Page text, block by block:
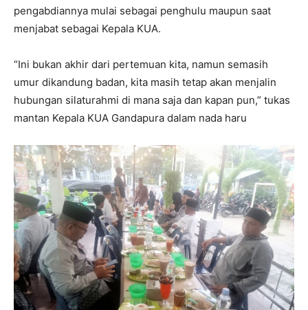
pengabdiannya mulai sebagai penghulu maupun saat
menjabat sebagai Kepala KUA.
“Ini bukan akhir dari pertemuan kita, namun semasih
umur dikandung badan, kita masih tetap akan menjalin
hubungan silaturahmi di mana saja dan kapan pun,” tukas
mantan Kepala KUA Gandapura dalam nada haru